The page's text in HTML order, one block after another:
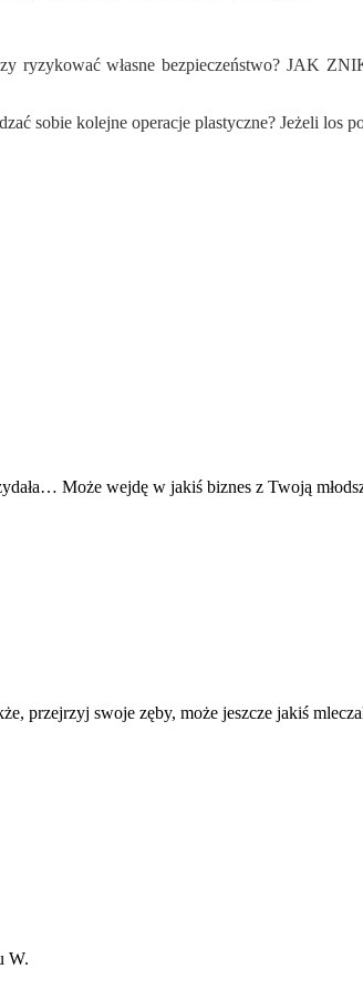
ryzykować własne bezpieczeństwo?
sobie kolejne operacje plastyczne? Jeżeli los
Może wejdę w jakiś biznes z Twoją
przejrzyj swoje zęby, może jeszcze jakiś
W.